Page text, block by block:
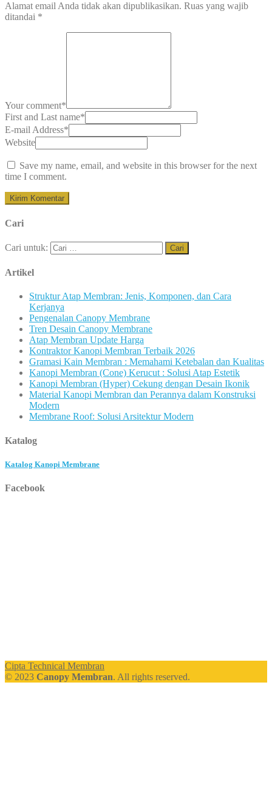
Alamat email Anda tidak akan dipublikasikan. Ruas yang wajib
ditandai *
Your comment*
First and Last name*
E-mail Address*
Website
Save my name, email, and website in this browser for the next
time I comment.
Cari
Cari untuk:
Artikel
Struktur Atap Membran: Jenis, Komponen, dan Cara
Kerjanya
Pengenalan Canopy Membrane
Tren Desain Canopy Membrane
Atap Membran Update Harga
Kontraktor Kanopi Membran Terbaik 2026
Gramasi Kain Membran : Memahami Ketebalan dan Kualitas
Kanopi Membran (Cone) Kerucut : Solusi Atap Estetik
Kanopi Membran (Hyper) Cekung dengan Desain Ikonik
Material Kanopi Membran dan Perannya dalam Konstruksi
Modern
Membrane Roof: Solusi Arsitektur Modern
Katalog
Katalog Kanopi Membrane
Facebook
Cipta Technical Membran
© 2023 Canopy Membran. All rights reserved.